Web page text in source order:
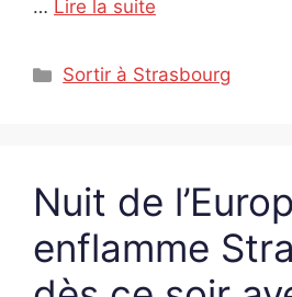
… Lire la suite
Catégories
Sortir à Strasbourg
Nuit de
enflamme